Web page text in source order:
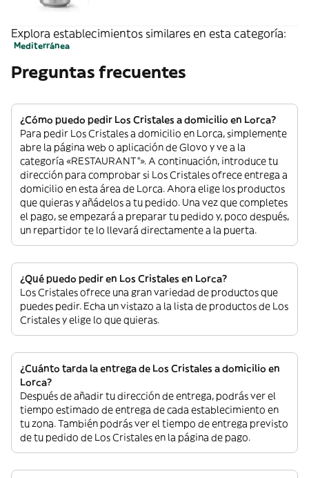
Explora establecimientos similares en esta categoría:
Mediterránea
Preguntas frecuentes
¿Cómo puedo pedir Los Cristales a domicilio en Lorca?
Para pedir Los Cristales a domicilio en Lorca, simplemente
abre la página web o aplicación de Glovo y ve a la
categoría «RESTAURANT”». A continuación, introduce tu
dirección para comprobar si Los Cristales ofrece entrega a
domicilio en esta área de Lorca. Ahora elige los productos
que quieras y añádelos a tu pedido. Una vez que completes
el pago, se empezará a preparar tu pedido y, poco después,
un repartidor te lo llevará directamente a la puerta.
¿Qué puedo pedir en Los Cristales en Lorca?
Los Cristales ofrece una gran variedad de productos que
puedes pedir. Echa un vistazo a la lista de productos de Los
Cristales y elige lo que quieras.
¿Cuánto tarda la entrega de Los Cristales a domicilio en
Lorca?
Después de añadir tu dirección de entrega, podrás ver el
tiempo estimado de entrega de cada establecimiento en
tu zona. También podrás ver el tiempo de entrega previsto
de tu pedido de Los Cristales en la página de pago.